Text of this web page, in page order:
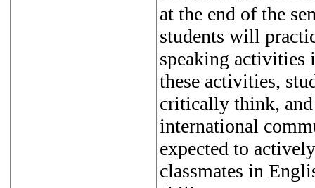
at the end of the
students will
speaking activities
these activities,
critically think,
international
expected to
classmates in